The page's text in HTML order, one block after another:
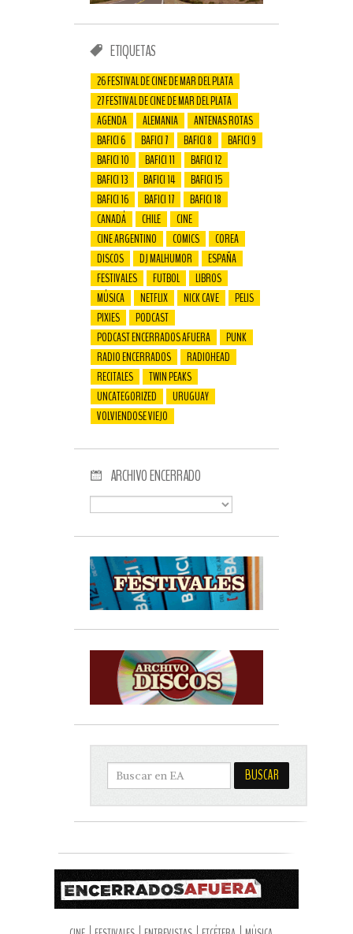
ETIQUETAS
26 FESTIVAL DE CINE DE MAR DEL PLATA
27 FESTIVAL DE CINE DE MAR DEL PLATA
AGENDA
ALEMANIA
ANTENAS ROTAS
BAFICI 6
BAFICI 7 BAFICI 8
BAFICI 9
BAFICI 10
BAFICI 11
BAFICI 12
BAFICI 13
BAFICI 14
BAFICI 15
BAFICI 16
BAFICI 17
BAFICI 18
CANADÁ
CHILE
CINE
CINE ARGENTINO
COMICS
COREA
DISCOS
DJ MALHUMOR
ESPAÑA
FESTIVALES
FUTBOL
LIBROS
MÚSICA
NETFLIX NICK CAVE
PELIS
PIXIES
PODCAST
PODCAST ENCERRADOS AFUERA
PUNK
RADIO ENCERRADOS
RADIOHEAD
RECITALES
TWIN PEAKS
UNCATEGORIZED
URUGUAY
VOLVIENDOSE VIEJO
ARCHIVO ENCERRADO